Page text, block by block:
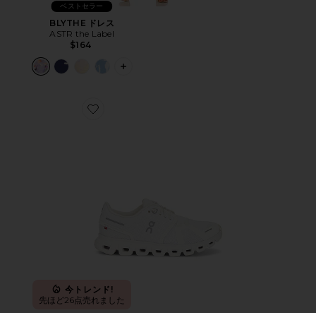
ベストセラー
BLYTHE ドレス
ASTR the Label
$164
PLUS ICON TO SEE MORE OPTIONS
Favorite CLOUD 6 スニーカー
今トレンド!
先ほど26点売れました